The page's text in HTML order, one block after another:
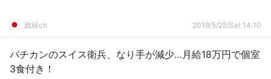
政経ch 2019/5/25(Sa) 14:10
バチカンのスイス衛兵、なり手が減少…月給18万円で個室
3食付き！